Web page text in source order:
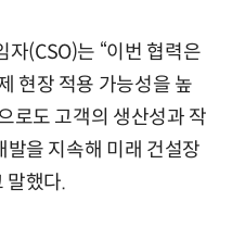
(CSO)는 “이번 협력은
현장 적용 가능성을 높
로도 고객의 생산성과 작
발을 지속해 미래 건설장
말했다.